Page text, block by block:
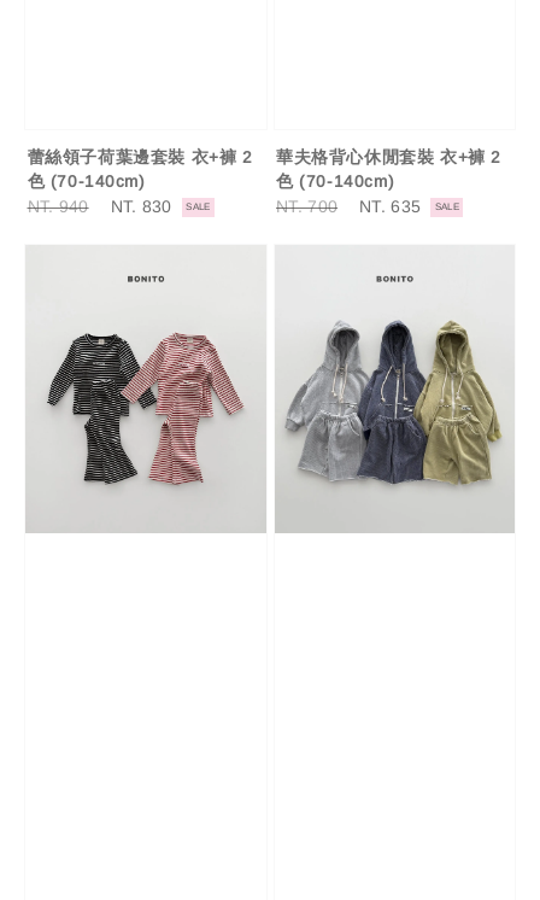
蕾絲領子荷葉邊套裝 衣+褲 2
色 (70-140cm)
Regular
NT. 940
Sale
NT. 830 SALE
華夫格背心休閒套裝 衣+褲 2
色 (70-140cm)
Regular
NT. 700
Sale
NT. 635 SALE